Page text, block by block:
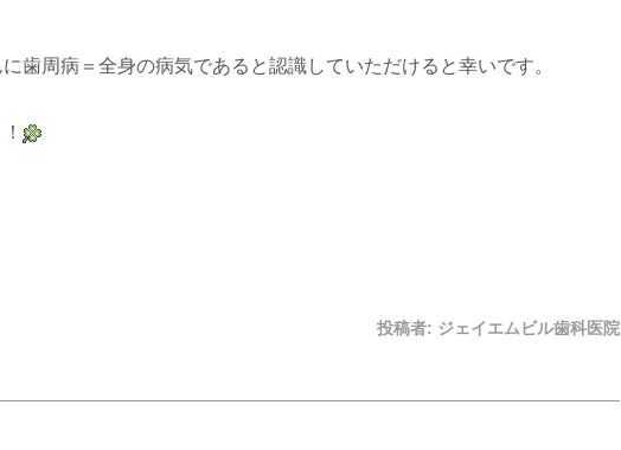
歯周病＝全身の病気であると認識していただけると幸いです。
投稿者: ジェイエムビル歯科医院